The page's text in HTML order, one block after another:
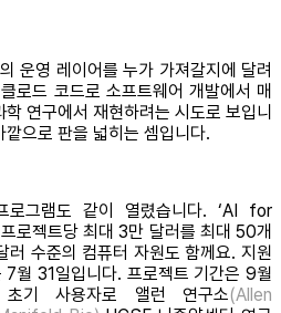
운영 레이어를 누가 가져갈지에 달려
로드 코드로 소프트웨어 개발에서 매
연구에서 재현하려는 시도로 보입니
으로 판을 넓히는 셈입니다.
그램도 같이 열렸습니다. ‘AI for
로젝트당 최대 3만 달러를 최대 50개
러 수준의 컴퓨터 자원도 함께요. 지원
월 31일입니다. 프로젝트 기간은 9월
기 사용자로 앨런 연구소(Allen